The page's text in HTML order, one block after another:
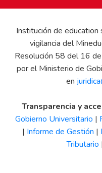
Institución de education
vigilancia del
Resolución 58 del 16
por el Ministerio de
en
Transparencia y
Gobierno Universitario |
| Informe de Gestión |
Tributario |